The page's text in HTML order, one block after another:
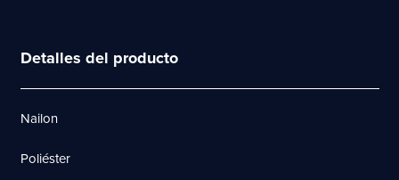
Detalles del producto
Nailon
Poliéster